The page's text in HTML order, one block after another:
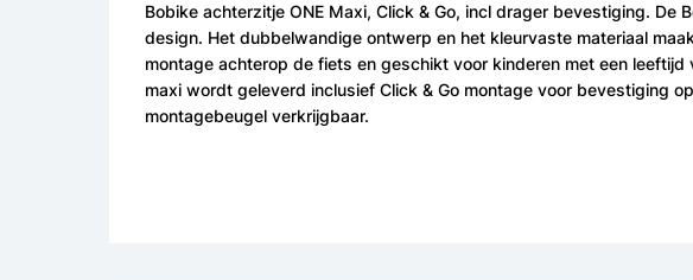
Bobike achterzitje ONE Maxi, Click & Go, incl drager bevestiging.
design. Het dubbelwandige ontwerp en het kleurvaste materiaal
montage achterop de fiets en geschikt voor kinderen met een
maxi wordt geleverd inclusief Click & Go montage voor bevestiging
montagebeugel verkrijgbaar.